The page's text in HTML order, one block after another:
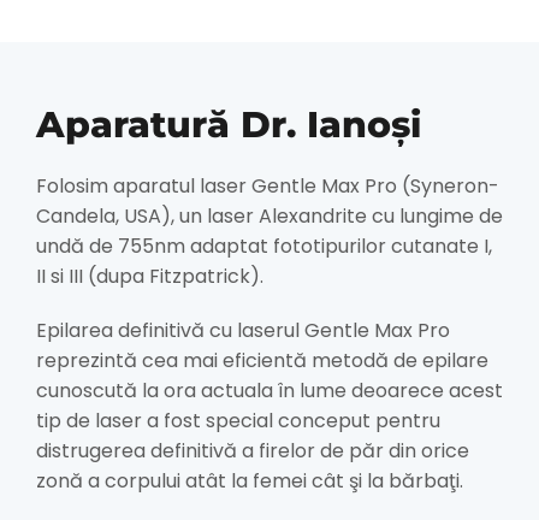
Aparatură Dr. Ianoși
Folosim aparatul laser Gentle Max Pro (Syneron-
Candela, USA), un laser Alexandrite cu lungime de
undă de 755nm adaptat fototipurilor cutanate I,
II si III (dupa Fitzpatrick).
Epilarea definitivă cu laserul Gentle Max Pro
reprezintă cea mai eficientă metodă de epilare
cunoscută la ora actuala în lume deoarece acest
tip de laser a fost special conceput pentru
distrugerea definitivă a firelor de păr din orice
zonă a corpului atât la femei cât şi la bărbaţi.